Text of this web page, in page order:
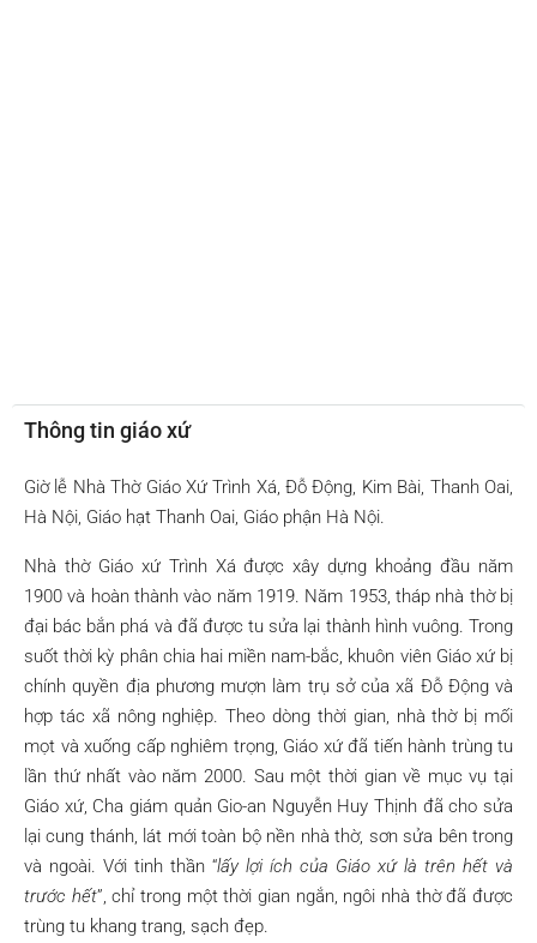
Thông tin giáo xứ
Giờ lễ Nhà Thờ Giáo Xứ Trình Xá, Đỗ Động, Kim Bài, Thanh Oai,
Hà Nội, Giáo hạt Thanh Oai, Giáo phận Hà Nội.
Nhà thờ Giáo xứ Trình Xá được xây dựng khoảng đầu năm
1900 và hoàn thành vào năm 1919. Năm 1953, tháp nhà thờ bị
đại bác bắn phá và đã được tu sửa lại thành hình vuông. Trong
suốt thời kỳ phân chia hai miền nam-bắc, khuôn viên Giáo xứ bị
chính quyền địa phương mượn làm trụ sở của xã Đỗ Động và
hợp tác xã nông nghiệp. Theo dòng thời gian, nhà thờ bị mối
mọt và xuống cấp nghiêm trọng, Giáo xứ đã tiến hành trùng tu
lần thứ nhất vào năm 2000. Sau một thời gian về mục vụ tại
Giáo xứ, Cha giám quản Gio-an Nguyễn Huy Thịnh đã cho sửa
lại cung thánh, lát mới toàn bộ nền nhà thờ, sơn sửa bên trong
và ngoài. Với tinh thần “lấy lợi ích của Giáo xứ là trên hết và
trước hết”, chỉ trong một thời gian ngắn, ngôi nhà thờ đã được
trùng tu khang trang, sạch đẹp.